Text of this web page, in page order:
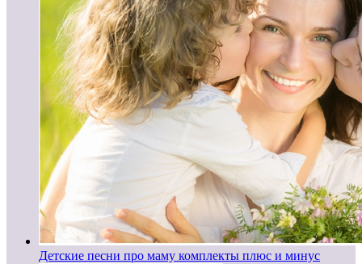
Детские песни про маму комплекты плюс и минус